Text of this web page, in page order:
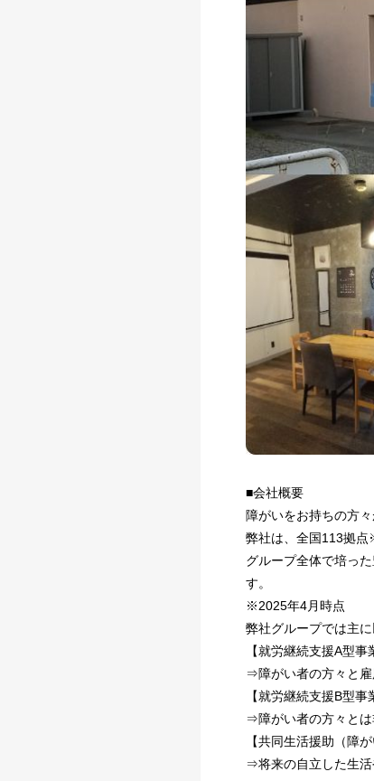
■会社概要
障がいをお持ちの方
弊社は、全国113拠点
グループ全体で培っ
す。
※2025年4月時点
弊社グループでは主
【就労継続支援A型事
⇒障がい者の方々と雇
【就労継続支援B型事
⇒障がい者の方々とは
【共同生活援助（障
⇒将来の自立した生活